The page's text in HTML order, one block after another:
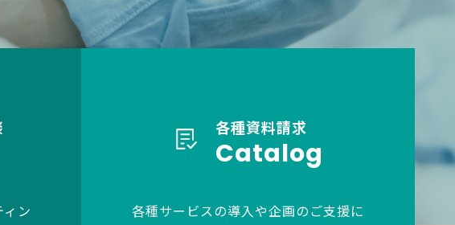
ン
各種資料請求
Catalog
各種サービスの導入や企画のご支援に